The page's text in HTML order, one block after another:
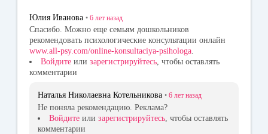
Юлия Иванова • 6 лет назад
Спасибо. Можно еще семьям дошкольников
рекомендовать психологические консультации онлайн
www.all-psy.com/online-konsultaciya-psihologa.
Войдите или зарегистрируйтесь, чтобы оставлять
комментарии
Наталья Николаевна Котельникова • 6 лет назад
Не поняла рекомендацию. Реклама?
Войдите или зарегистрируйтесь , чтобы оставлять
комментарии